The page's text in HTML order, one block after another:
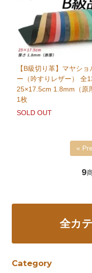
【B級切り革】マヤショ
ー（吟すりレザー） 全
25×17.5cm 1.8mm（原
1枚
SOLD OUT
«
9
全カ
Category